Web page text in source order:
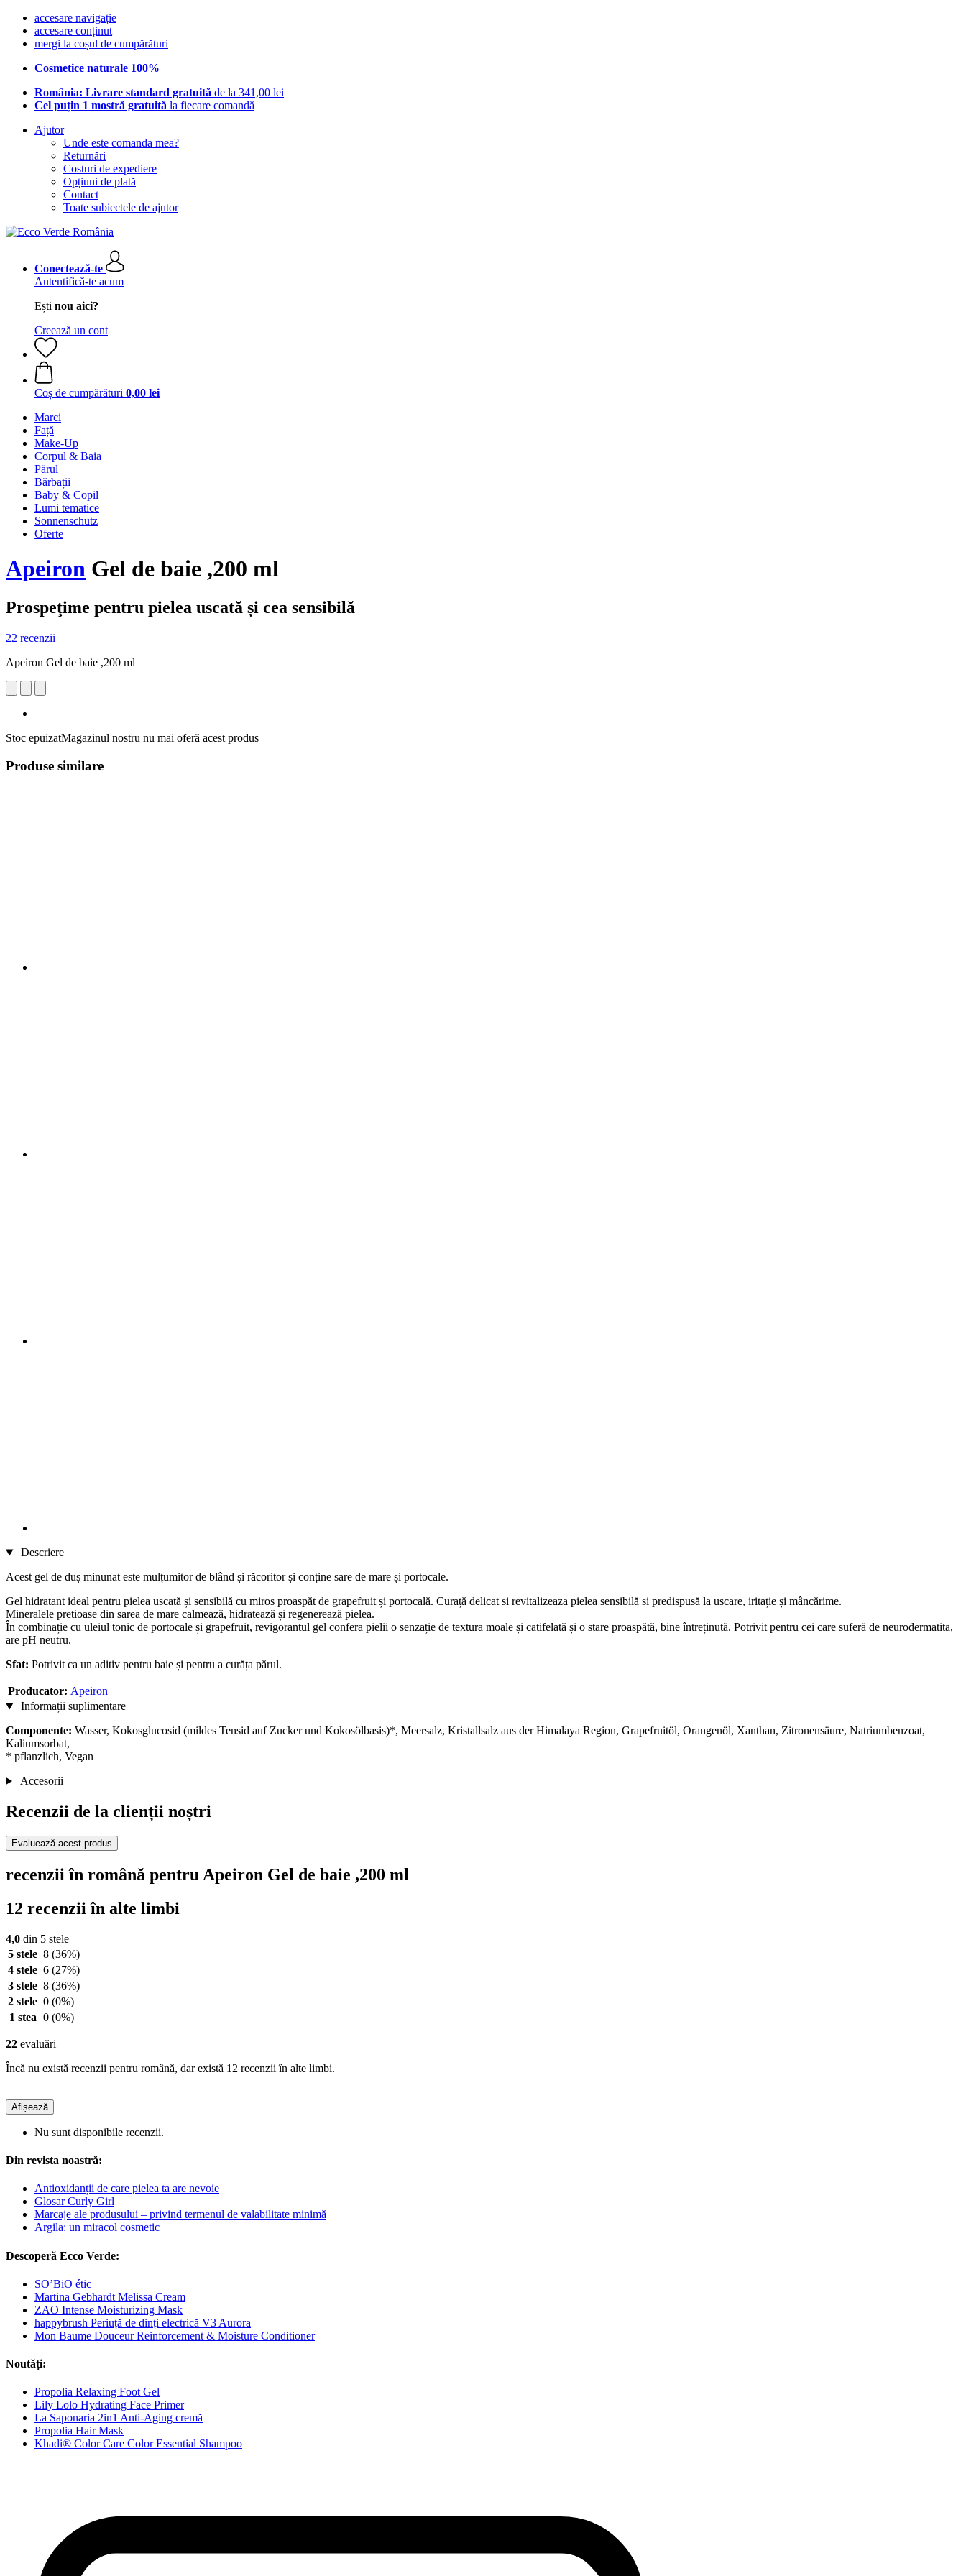
accesare navigație
accesare conținut
mergi la coșul de cumpărături
Cosmetice naturale 100%
România: Livrare standard gratuită de la 341,00 lei
Cel puțin 1 mostră gratuită la fiecare comandă
Ajutor
Unde este comanda mea?
Returnări
Costuri de expediere
Opțiuni de plată
Contact
Toate subiectele de ajutor
Conectează-te
Autentifică-te acum
Ești nou aici?
Creează un cont
Coș de cumpărături 0,00 lei
Marci
Față
Make-Up
Corpul & Baia
Părul
Bărbații
Baby & Copil
Lumi tematice
Sonnenschutz
Oferte
Apeiron Gel de baie ,200 ml
Prospeţime pentru pielea uscată și cea sensibilă
22 recenzii
Apeiron Gel de baie ,200 ml
Stoc epuizatMagazinul nostru nu mai oferă acest produs
Produse similare
Descriere
Acest gel de duș minunat este mulțumitor de blând și răcoritor și conține sare de mare și portocale.
Gel hidratant ideal pentru pielea uscată și sensibilă cu miros proaspăt de grapefruit și portocală. Curață delicat si revitalizeaza pielea sensibilă si predispusă la uscare, iritație și mâncărime.
Mineralele pretioase din sarea de mare calmează, hidratează și regenerează pielea.
În combinație cu uleiul tonic de portocale și grapefruit, revigorantul gel confera pielii o senzație de textura moale și catifelată și o stare proaspătă, bine întreținută. Potrivit pentru cei care suferă de neurodermatita,
are pH neutru.
Sfat: Potrivit ca un aditiv pentru baie și pentru a curăța părul.
Producator: Apeiron
Informații suplimentare
Componente: Wasser, Kokosglucosid (mildes Tensid auf Zucker und Kokosölbasis)*, Meersalz, Kristallsalz aus der Himalaya Region, Grapefruitöl, Orangenöl, Xanthan, Zitronensäure, Natriumbenzoat,
Kaliumsorbat,
* pflanzlich, Vegan
Accesorii
Recenzii de la clienții noștri
Evaluează acest produs
recenzii în română pentru Apeiron Gel de baie ,200 ml
12 recenzii în alte limbi
4,0 din 5 stele
5 stele 8 (36%)
4 stele 6 (27%)
3 stele 8 (36%)
2 stele 0 (0%)
1 stea 0 (0%)
22 evaluări
Încă nu există recenzii pentru română, dar există 12 recenzii în alte limbi.
Afișează
Nu sunt disponibile recenzii.
Din revista noastră:
Antioxidanții de care pielea ta are nevoie
Glosar Curly Girl
Marcaje ale produsului – privind termenul de valabilitate minimă
Argila: un miracol cosmetic
Descoperă Ecco Verde:
SO’BiO étic
Martina Gebhardt Melissa Cream
ZAO Intense Moisturizing Mask
happybrush Periuță de dinți electrică V3 Aurora
Mon Baume Douceur Reinforcement & Moisture Conditioner
Noutăți:
Propolia Relaxing Foot Gel
Lily Lolo Hydrating Face Primer
La Saponaria 2in1 Anti-Aging cremă
Propolia Hair Mask
Khadi® Color Care Color Essential Shampoo